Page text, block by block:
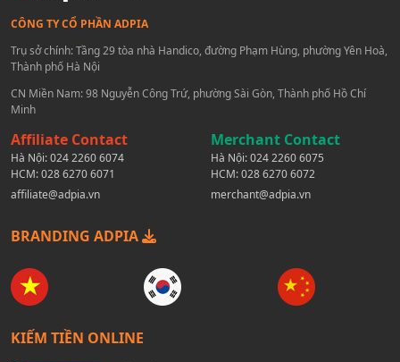
CÔNG TY CỔ PHẦN ADPIA
Trụ sở chính: Tầng 29 tòa nhà Handico, đường Phạm Hùng, phường Yên Hoà,
Thành phố Hà Nội
CN Miền Nam: 98 Nguyễn Công Trứ, phường Sài Gòn, Thành phố Hồ Chí
Minh
Affiliate Contact
Hà Nội:024 2260 6074
HCM:028 6270 6071
affiliate@adpia.vn
Merchant Contact
Hà Nội:024 2260 6075
HCM:028 6270 6072
merchant@adpia.vn
BRANDING ADPIA
KIẾM TIỀN ONLINE